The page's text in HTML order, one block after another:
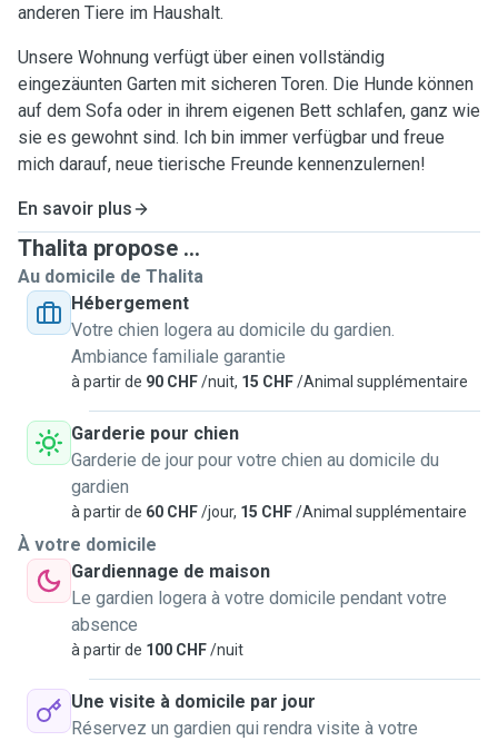
anderen Tiere im Haushalt.
Unsere Wohnung verfügt über einen vollständig
eingezäunten Garten mit sicheren Toren. Die Hunde können
auf dem Sofa oder in ihrem eigenen Bett schlafen, ganz wie
sie es gewohnt sind. Ich bin immer verfügbar und freue
mich darauf, neue tierische Freunde kennenzulernen!
En savoir plus
Thalita propose ...
Au domicile de Thalita
Hébergement
Votre chien logera au domicile du gardien.
Ambiance familiale garantie
à partir de 90 CHF/nuit, 15 CHF/Animal supplémentaire
Garderie pour chien
Garderie de jour pour votre chien au domicile du
gardien
à partir de 60 CHF/jour, 15 CHF/Animal supplémentaire
À votre domicile
Gardiennage de maison
Le gardien logera à votre domicile pendant votre
absence
à partir de 100 CHF/nuit
Une visite à domicile par jour
Réservez un gardien qui rendra visite à votre